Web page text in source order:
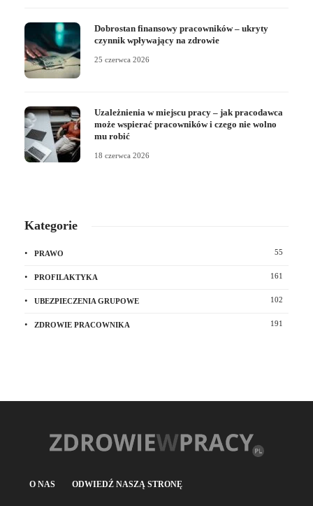
Dobrostan finansowy pracowników – ukryty
czynnik wpływający na zdrowie
25 czerwca 2026
Uzależnienia w miejscu pracy – jak pracodawca
może wspierać pracowników i czego nie wolno
mu robić
18 czerwca 2026
Kategorie
PRAWO 55
PROFILAKTYKA 161
UBEZPIECZENIA GRUPOWE 102
ZDROWIE PRACOWNIKA 191
O NAS ODWIEDŹ NASZĄ STRONĘ